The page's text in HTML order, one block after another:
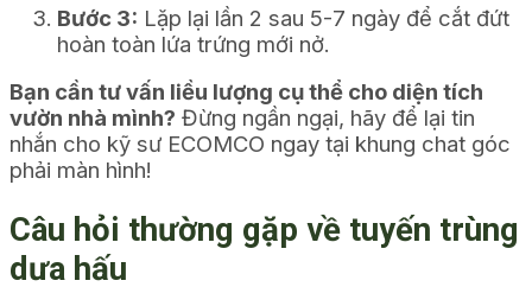
Bước 3: Lặp lại lần 2 sau 5-7 ngày để cắt đứt
hoàn toàn lứa trứng mới nở.
Bạn cần tư vấn liều lượng cụ thể cho diện tích
vườn nhà mình? Đừng ngần ngại, hãy để lại tin
nhắn cho kỹ sư ECOMCO ngay tại khung chat góc
phải màn hình!
Câu hỏi thường gặp về tuyến trùng
dưa hấu